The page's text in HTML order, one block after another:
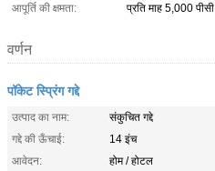
आपूर्ति की क्षमता:
प्रति माह 5,000 पीसी
वर्णन
पॉकेट स्प्रिंग गद्दे
उत्पाद का नाम:
संकुचित गद्दे
गद्दे की ऊँचाई:
14 इंच
आवेदन:
होम / होटल